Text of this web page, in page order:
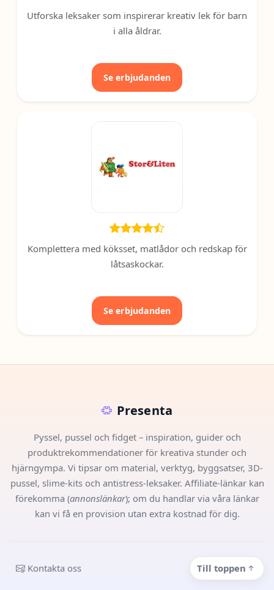
Utforska leksaker som inspirerar kreativ lek för barn
i alla åldrar.
Se erbjudanden
Komplettera med köksset, matlådor och redskap för
låtsaskockar.
Se erbjudanden
Presenta
Pyssel, pussel och fidget – inspiration, guider och
produktrekommendationer för kreativa stunder och
hjärngympa. Vi tipsar om material, verktyg, byggsatser, 3D-
pussel, slime-kits och antistress-leksaker. Affiliate-länkar kan
förekomma (annonslänkar); om du handlar via våra länkar
kan vi få en provision utan extra kostnad för dig.
Kontakta oss Till toppen